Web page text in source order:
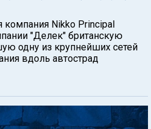
компания Nikko Principal
"Делек" британскую
одну из крупнейших сетей
вдоль автострад